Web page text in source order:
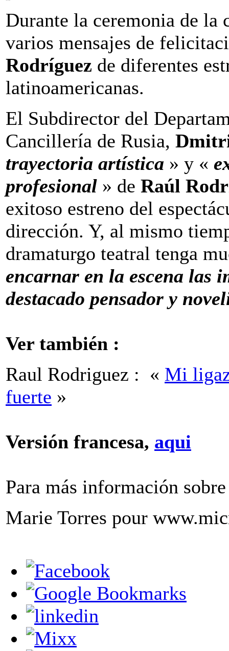
Durante la ceremonia de la
varios mensajes de
Rodríguez de diferentes
latinoamericanas.
El Subdirector del
Cancillería de Rusia,
trayectoria artística » y «
profesional » de Raúl
exitoso estreno del
dirección. Y, al mismo
dramaturgo teatral tenga
encarnar en la escena las
destacado pensador y
Ver también :
Raul Rodriguez : « Mi
fuerte »
Versión francesa, aqui
Para más información
Marie Torres pour